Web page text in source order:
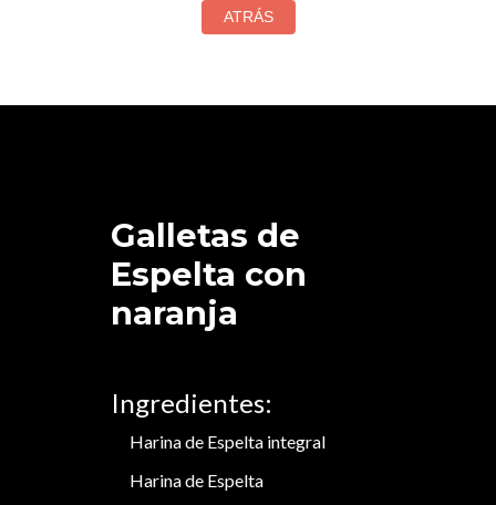
Galletas de
Espelta con
naranja
Ingredientes:
Harina de Espelta integral
Harina de Espelta